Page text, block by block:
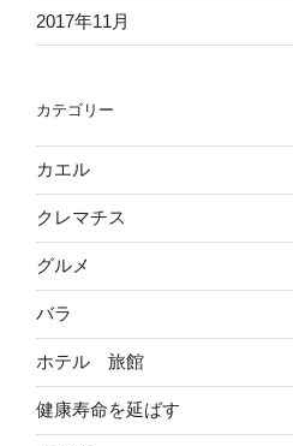
2017年11月
カテゴリー
カエル
クレマチス
グルメ
バラ
ホテル 旅館
健康寿命を延ばす